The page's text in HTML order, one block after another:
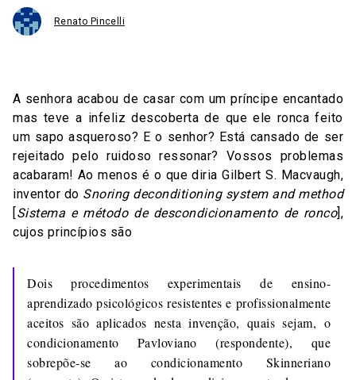
Renato Pincelli
A senhora acabou de casar com um príncipe encantado
mas teve a infeliz descoberta de que ele ronca feito
um sapo asqueroso? E o senhor? Está cansado de ser
rejeitado pelo ruidoso ressonar? Vossos problemas
acabaram! Ao menos é o que diria Gilbert S. Macvaugh,
inventor do Snoring deconditioning system and method
Sistema e método de descondicionamento de ronco],
cujos princípios são
Dois procedimentos experimentais de ensino-
aprendizado psicológicos resistentes e profissionalmente
aceitos são aplicados nesta invenção, quais sejam, o
condicionamento Pavloviano (respondente), que
sobrepõe-se ao condicionamento Skinneriano